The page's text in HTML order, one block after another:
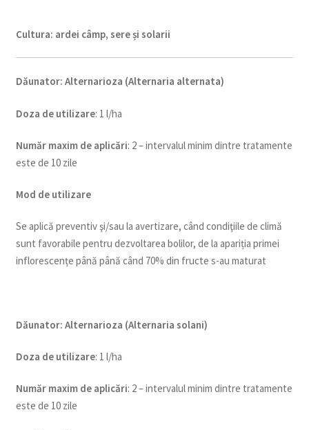
Cultura: ardei câmp, sere și solarii
Dăunator: Alternarioza (Alternaria alternata)
Doza de utilizare: 1 l/ha
Număr maxim de aplicări: 2 – intervalul minim dintre tratamente
este de 10 zile
Mod de utilizare
Se aplică preventiv şi/sau la avertizare, când condiţiile de climă
sunt favorabile pentru dezvoltarea bolilor, de la apariția primei
inflorescențe până până când 70% din fructe s-au maturat
Dăunator: Alternarioza (Alternaria solani)
Doza de utilizare: 1 l/ha
Număr maxim de aplicări: 2 – intervalul minim dintre tratamente
este de 10 zile